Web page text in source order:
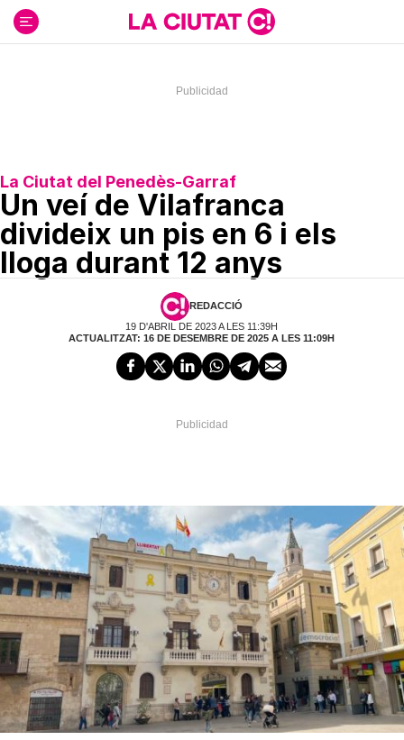
contenido
La Ciutat del Penedès-Garraf
Un veí de Vilafranca
divideix un pis en 6 i els
lloga durant 12 anys
REDACCIÓ
19 D'ABRIL DE 2023 A LES 11:39H
ACTUALITZAT: 16 DE DESEMBRE DE 2025 A LES 11:09H